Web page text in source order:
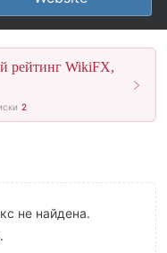
рейтинг WikiFX,
2
не найдена.